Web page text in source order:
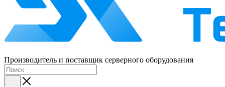
Производитель и поставщик серверного оборудования